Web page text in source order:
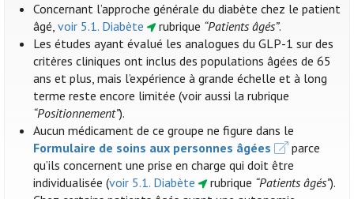
Concernant l’approche générale du diabète chez le patient
âgé,voir 5.1. Diabète rubrique “Patients âgés”.
Les études ayant évalué les analogues du GLP-1 sur des
critères cliniques ont inclus des populations âgées de 65
ans et plus, mais l’expérience à grande échelle et à long
terme reste encore limitée (voir aussi la rubrique
“Positionnement”).
Aucun médicament de ce groupe ne figure dans le
Formulaire de soins aux personnes âgées
parce
qu’ils concernent une prise en charge qui doit être
individualisée (voir 5.1. Diabète rubrique “Patients âgés”).